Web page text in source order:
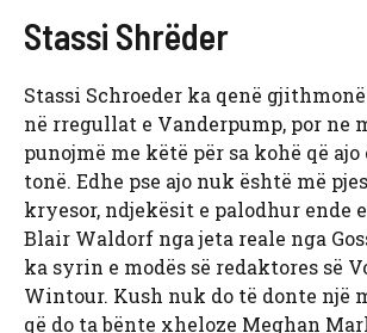
Stassi Shrëder
Stassi Schroeder ka qenë
në rregullat e Vanderpump, por ne
punojmë me këtë për sa kohë që
tonë. Edhe pse ajo nuk është më
kryesor, ndjekësit e palodhur ende
Blair Waldorf nga jeta reale nga
ka syrin e modës së redaktores së
Wintour. Kush nuk do të donte një
që do ta bënte xheloze Meghan